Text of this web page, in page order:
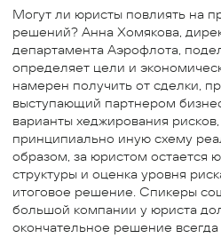
Могут ли юристы повлиять на
решений? Анна Хомякова,
департамента Аэрофлота,
определяет цели и
намерен получить от сделки,
выступающий партнером
варианты хеджирования
принципиально иную схему
образом, за юристом остается
структуры и оценка уровня
итоговое решение. Спикеры
большой компании у юриста
окончательное решение